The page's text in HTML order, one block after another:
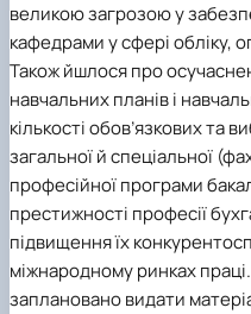
великою загрозою у
кафедрами у сфері обліку,
Також йшлося про
навчальних планів і
кількості обов’язкових та
загальної й спеціальної
професійної програми
престижності професії
підвищення їх
міжнародному ринках
заплановано видати